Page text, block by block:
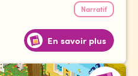
Narratif
En savoir plus